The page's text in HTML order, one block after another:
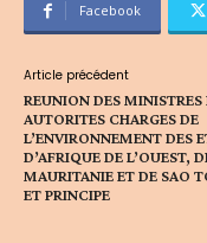
Facebook
Article précédent
REUNION DES MINISTRES
AUTORITES CHARGES DE
L’ENVIRONNEMENT DES
D’AFRIQUE DE L’OUEST,
MAURITANIE ET DE SAO
ET PRINCIPE